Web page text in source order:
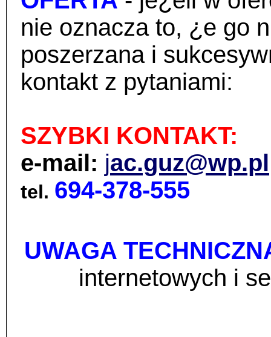
nie oznacza to, ¿e go
poszerzana i
kontakt z pytaniami:
SZYBKI KONTAKT:
e-mail: jac.guz@wp.pl
tel. 694-378-555
UWAGA
internetowych i